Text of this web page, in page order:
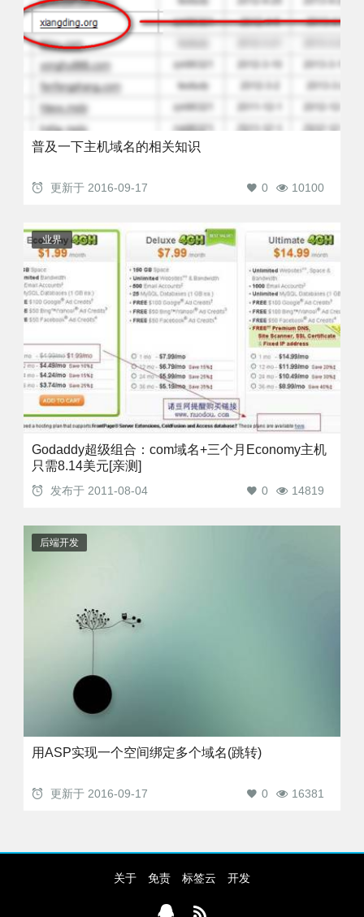
普及一下主机域名的相关知识
更新于 2016-09-17 10100
0
业界
Godaddy超级组合：com域名+三个月Economy主机
只需8.14美元[亲测]
发布于 2011-08-04 14819
0
后端开发
用ASP实现一个空间绑定多个域名(跳转)
更新于 2016-09-17 16381
0
关于 免责 标签云 开发